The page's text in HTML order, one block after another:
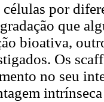
células por
que
bioativa,
Os
no seu